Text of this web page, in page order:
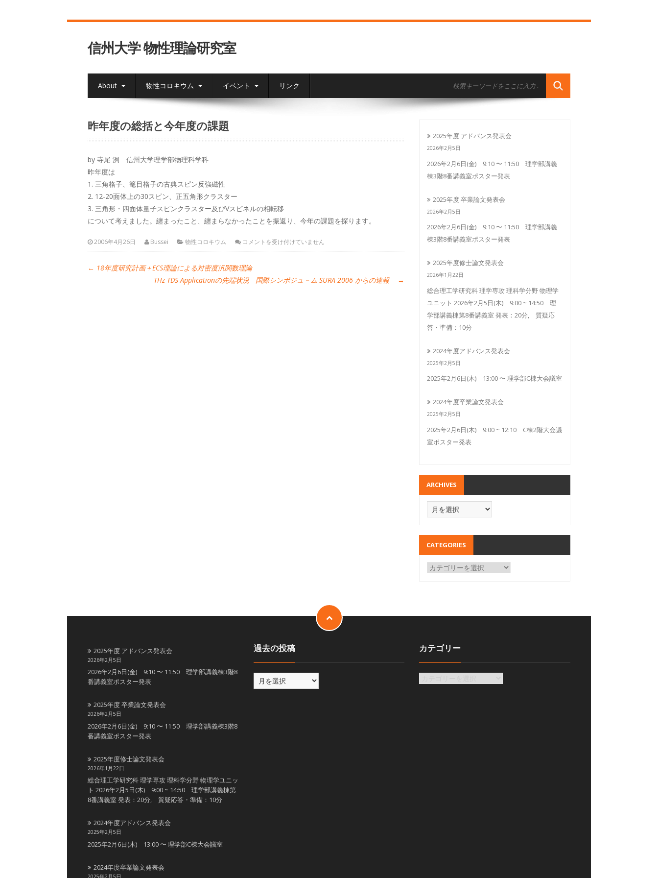
信州大学 物性理論研究室
About 物性コロキウム イベント リンク
昨年度の総括と今年度の課題
by 寺尾 洌 信州大学理学部物理科学科
昨年度は
1. 三角格子、篭目格子の古典スピン反強磁性
2. 12-20面体上の30スピン、正五角形クラスター
3. 三角形・四面体量子スピンクラスター及びVスピネルの相転移
について考えました。纏まったこと、纏まらなかったことを振返り、今年の課題を探ります。
2006年4月26日 Bussei 物性コロキウム コメントを受け付けていません
← 18年度研究計画＋ECS理論による対密度汎関数理論
THz-TDS Applicationの先端状況—国際シンポジュ－ム SURA 2006 からの速報— →
2025年度 アドバンス発表会
2026年2月5日
2026年2月6日(金) 9:10 〜 11:50 理学部講義
棟3階8番講義室ポスター発表
2025年度 卒業論文発表会
2026年2月5日
2026年2月6日(金) 9:10 〜 11:50 理学部講義
棟3階8番講義室ポスター発表
2025年度修士論文発表会
2026年1月22日
総合理工学研究科 理学専攻 理科学分野 物理学
ユニット 2026年2月5日(木) 9:00 ~ 14:50 理
学部講義棟第8番講義室 発表：20分, 質疑応
答・準備：10分
2024年度アドバンス発表会
2025年2月5日
2025年2月6日(木) 13:00 〜 理学部C棟大会議室
2024年度卒業論文発表会
2025年2月5日
2025年2月6日(木) 9:00 ~ 12:10 C棟2階大会議
室ポスター発表
ARCHIVES
CATEGORIES
2025年度 アドバンス発表会
2026年2月5日
2026年2月6日(金) 9:10 〜 11:50 理学部講義棟3階8
番講義室ポスター発表
2025年度 卒業論文発表会
2026年2月5日
2026年2月6日(金) 9:10 〜 11:50 理学部講義棟3階8
番講義室ポスター発表
2025年度修士論文発表会
2026年1月22日
総合理工学研究科 理学専攻 理科学分野 物理学ユニッ
ト 2026年2月5日(木) 9:00 ~ 14:50 理学部講義棟第
8番講義室 発表：20分, 質疑応答・準備：10分
2024年度アドバンス発表会
2025年2月5日
2025年2月6日(木) 13:00 〜 理学部C棟大会議室
2024年度卒業論文発表会
2025年2月5日
過去の投稿 カテゴリー